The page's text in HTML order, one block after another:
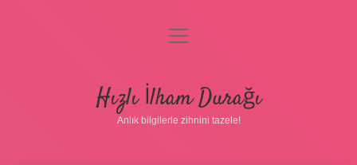
Gizlilik Politikası
menüyü
Hızlı İlham Durağı
Anlık bilgilerle zihnini tazele!